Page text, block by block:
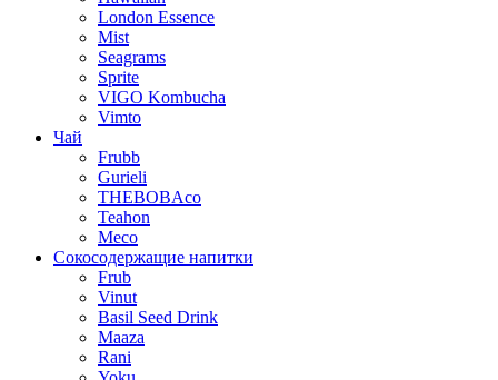
London Essence
Mist
Seagrams
Sprite
VIGO Kombucha
Vimto
Чай
Frubb
Gurieli
THEBOBAco
Teahon
Meco
Сокосодержащие напитки
Frub
Vinut
Basil Seed Drink
Maaza
Rani